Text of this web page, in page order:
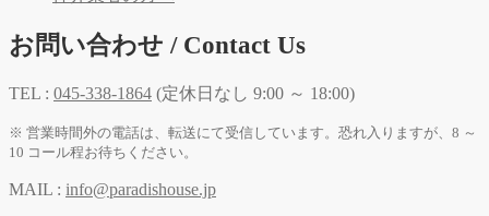
お問い合わせ / Contact Us
TEL : 045-338-1864 (定休日なし 9:00 ～ 18:00)
※ 営業時間外の電話は、転送にて受信しています。恐れ入りますが、8 ～
10 コール程お待ちください。
MAIL : info@paradishouse.jp